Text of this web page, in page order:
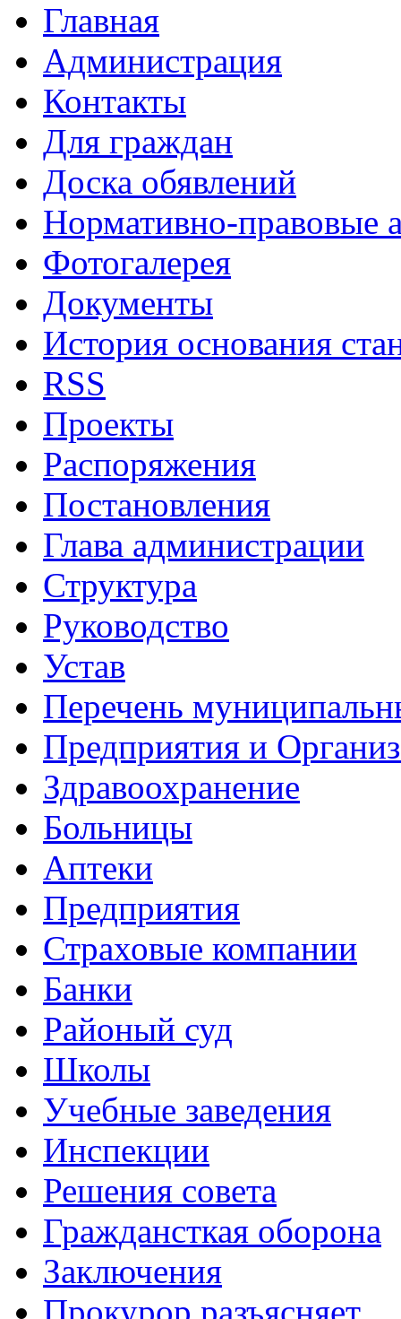
Главная
Администрация
Контакты
Для граждан
Доска обявлений
Нормативно-правовые
Фотогалерея
Документы
История основания
RSS
Проекты
Распоряжения
Постановления
Глава администрации
Структура
Руководство
Устав
Перечень
Предприятия и
Здравоохранение
Больницы
Аптеки
Предприятия
Страховые компании
Банки
Районый суд
Школы
Учебные заведения
Инспекции
Решения совета
Граждансткая оборона
Заключения